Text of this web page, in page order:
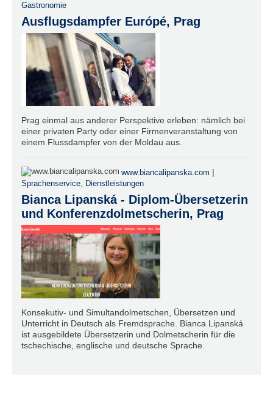
Gastronomie
Ausflugsdampfer Európé, Prag
Prag einmal aus anderer Perspektive erleben: nämlich bei
einer privaten Party oder einer Firmenveranstaltung von
einem Flussdampfer von der Moldau aus.
www.biancalipanska.com |
Sprachenservice Dienstleistungen
Bianca Lipanská - Diplom-Übersetzerin
und Konferenzdolmetscherin, Prag
Konsekutiv- und Simultandolmetschen, Übersetzen und
Unterricht in Deutsch als Fremdsprache. Bianca Lipanská
ist ausgebildete Übersetzerin und Dolmetscherin für die
tschechische, englische und deutsche Sprache.